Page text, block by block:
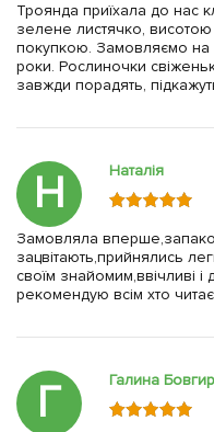
Троянда приїхала до нас
зелене листячко,
покупкою. Замовляємо на
роки. Рослиночки
завжди порадять,
Н Наталія
Замовляла
зацвітають,прийнялись
своїм знайомим,ввічливі
рекомендую всім хто читає
Г Галина